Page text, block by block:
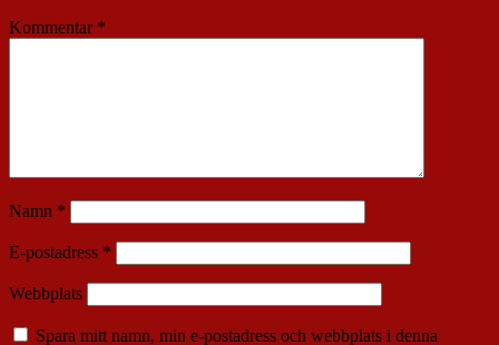
Kommentar *
Namn *
E-postadress *
Webbplats
Spara mitt namn, min e-postadress och webbplats i denna